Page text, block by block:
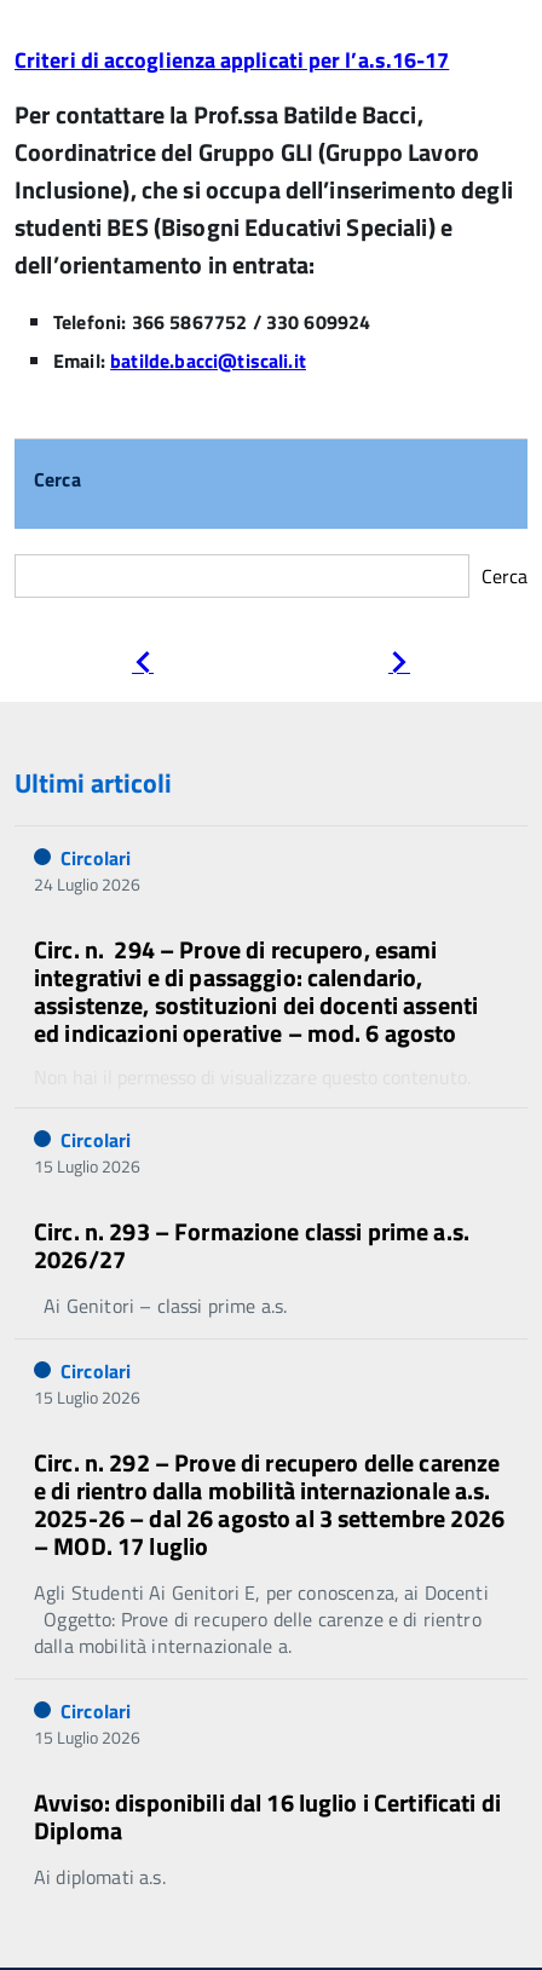
Criteri di accoglienza applicati per l’a.s.16-17
Per contattare la Prof.ssa Batilde Bacci,
Coordinatrice del Gruppo GLI (Gruppo Lavoro
Inclusione), che si occupa dell’inserimento degli
studenti BES (Bisogni Educativi Speciali) e
dell’orientamento in entrata:
Telefoni: 366 5867752 / 330 609924
Email: batilde.bacci@tiscali.it
Cerca
Cerca
Ultimi articoli
Circolari
24 Luglio 2026
Circ. n. 294 – Prove di recupero, esami
integrativi e di passaggio: calendario,
assistenze, sostituzioni dei docenti assenti
ed indicazioni operative – mod. 6 agosto
Circolari
15 Luglio 2026
Circ. n. 293 – Formazione classi prime a.s.
2026/27
Ai Genitori – classi prime a.s.
Circolari
15 Luglio 2026
Circ. n. 292 – Prove di recupero delle carenze
e di rientro dalla mobilità internazionale a.s.
2025-26 – dal 26 agosto al 3 settembre 2026
– MOD. 17 luglio
Agli Studenti Ai Genitori E, per conoscenza, ai Docenti
Oggetto: Prove di recupero delle carenze e di rientro
dalla mobilità internazionale a.
Circolari
15 Luglio 2026
Avviso: disponibili dal 16 luglio i Certificati di
Diploma
Ai diplomati a.s.